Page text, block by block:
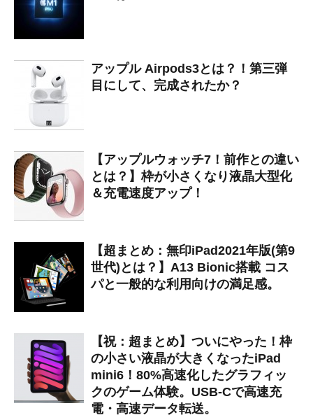
アップル Airpods3とは？！第三弾
目にして、完成されたか？
【アップルウォッチ7！前作との違い
とは？】枠が小さくなり液晶大型化
＆充電速度アップ！
【超まとめ：無印iPad2021年版(第9
世代)とは？】A13 Bionic搭載 コス
パと一般的な利用向けの満足感。
【祝：超まとめ】ついにやった！枠
の小さい液晶が大きくなったiPad
mini6！80%高速化したグラフィッ
クのゲーム体験。USB-Cで高速充
電・高速データ転送。